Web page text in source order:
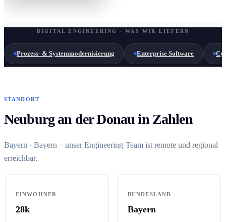
DIGITAL ENGINEERING · WAS WIR LIEFERN
Prozess- & Systemmodernisierung Enterprise Software
STANDORT
Neuburg an der Donau in Zahlen
Bayern · Bayern – unser Engineering-Team ist remote und regional
erreichbar.
EINWOHNER
28k
BUNDESLAND
Bayern